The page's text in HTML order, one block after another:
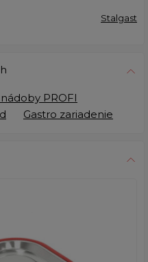
Stalgast
PROFI
Gastro zariadenie